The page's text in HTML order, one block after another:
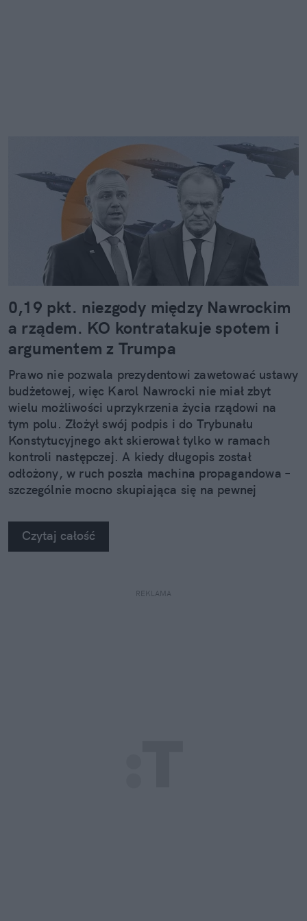
0,19 pkt. niezgody między Nawrockim
a rządem. KO kontratakuje spotem i
argumentem z Trumpa
Prawo nie pozwala prezydentowi zawetować ustawy
budżetowej, więc Karol Nawrocki nie miał zbyt
wielu możliwości uprzykrzenia życia rządowi na
tym polu. Złożył swój podpis i do Trybunału
Konstytucyjnego akt skierował tylko w ramach
kontroli następczej. A kiedy długopis został
odłożony, w ruch poszła machina propagandowa –
szczególnie mocno skupiająca się na pewnej
Czytaj całość
REKLAMA